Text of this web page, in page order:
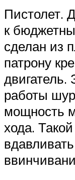
Пистолет.
к
сделан из
патрону
двигатель.
работы
мощность
хода.